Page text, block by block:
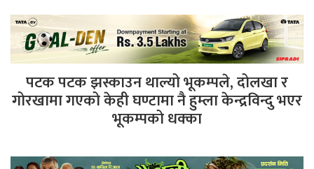
पटक पटक झस्काउन थाल्यो भूकम्पले, दोलखा र
गोरखामा गएको केही घण्टामा नै हुम्ला केन्द्रविन्दु भएर
भूकम्पको धक्का